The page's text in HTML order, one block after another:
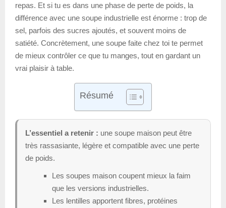
repas. Et si tu es dans une phase de perte de poids, la
différence avec une soupe industrielle est énorme : trop de
sel, parfois des sucres ajoutés, et souvent moins de
satiété. Concrètement, une soupe faite chez toi te permet
de mieux contrôler ce que tu manges, tout en gardant un
vrai plaisir à table.
Résumé
L’essentiel a retenir : une soupe maison peut être
très rassasiante, légère et compatible avec une perte
de poids.
Les soupes maison coupent mieux la faim
que les versions industrielles.
Les lentilles apportent fibres, protéines